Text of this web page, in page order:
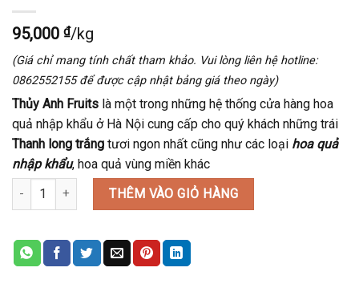
95,000 ₫/kg
(Giá chỉ mang tính chất tham khảo. Vui lòng liên hệ hotline:
0862552155 để được cập nhật bảng giá theo ngày)
Thủy Anh Fruits là một trong những hệ thống cửa hàng hoa
quả nhập khẩu ở Hà Nội cung cấp cho quý khách những trái
Thanh long trắng tươi ngon nhất cũng như các loại hoa quả
nhập khẩu, hoa quả vùng miền khác
Thanh long ruột trắng số lượngTHÊM VÀO GIỎ HÀNG